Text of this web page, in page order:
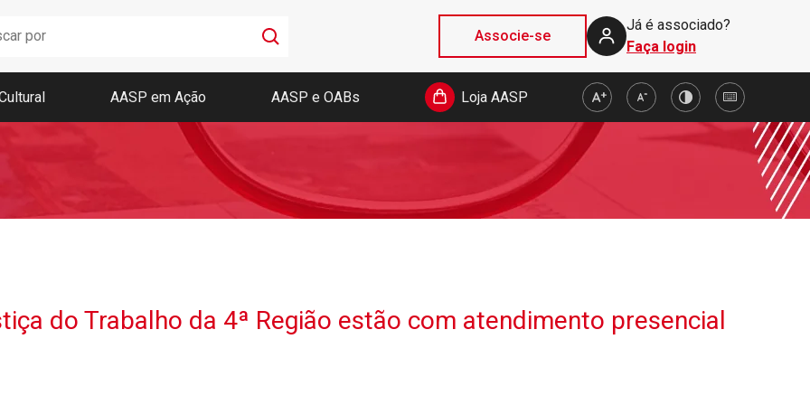
Associe-se
Já é associado?
Faça login
Boletim AASP
Coleção de Códigos de Bolso
Revista da AASP
AASP em Ação AASP e OABs Loja AASP
do Trabalho da 4ª Região estão com atendimento presencial